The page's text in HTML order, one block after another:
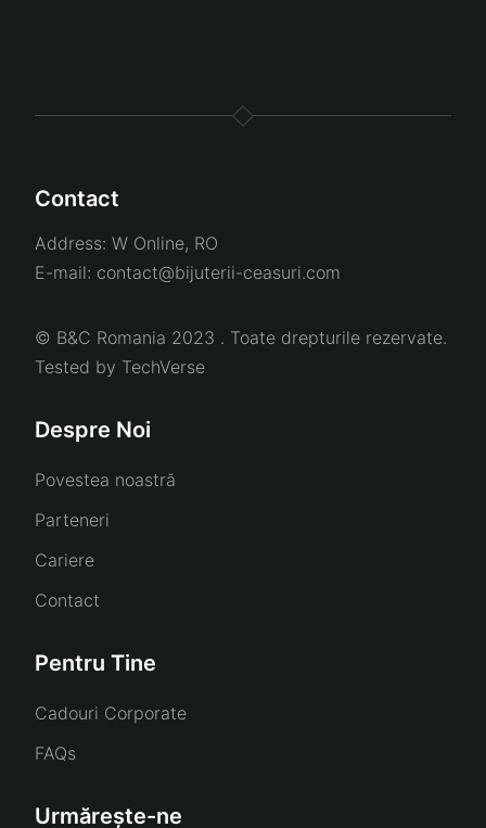
Contact
Address: W Online, RO
E-mail: contact@bijuterii-ceasuri.com
© B&C Romania 2023 . Toate drepturile rezervate.
Tested by TechVerse
Despre Noi
Povestea noastră
Parteneri
Cariere
Contact
Pentru Tine
Cadouri Corporate
FAQs
Urmărește-ne